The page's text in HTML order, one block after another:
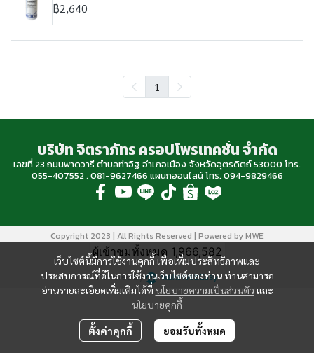
฿2,640
1
เว็บไซต์นี้มีการใช้งานคุกกี้ เพื่อเพิ่มประสิทธิภาพและ
ประสบการณ์ที่ดีในการใช้งานเว็บไซต์ของท่าน ท่านสามารถ
อ่านรายละเอียดเพิ่มเติมได้ที่ นโยบายความเป็นส่วนตัว และ
นโยบายคุกกี้
ตั้งค่าคุกกี้ ยอมรับทั้งหมด
บริษัท จิตราภัทร ครอปโพรเทคชั่น จำกัด
เลขที่ 23 ถนนพาดวารี ตำบลท่าอิฐ อำเภอเมือง จังหวัดอุตรดิตถ์ 53000 โทร.
055-407552 , 081-9627466 แผนกออนไลน์ โทร. 094-9829466
Copyright 2023 | All Rights Reserved | Powered by MWE
ผู้เข้าชมทั้งหมด 1,966,582
Powered By MakeWebEasy